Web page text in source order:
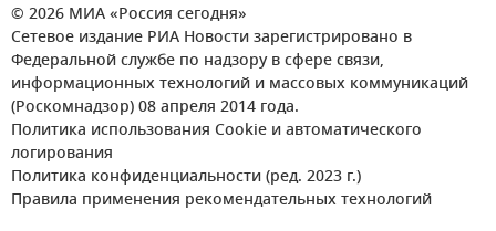
© 2026 МИА «Россия сегодня»
Сетевое издание РИА Новости зарегистрировано в
Федеральной службе по надзору в сфере связи,
информационных технологий и массовых коммуникаций
(Роскомнадзор) 08 апреля 2014 года.
Политика использования Cookie и автоматического
логирования
Политика конфиденциальности (ред. 2023 г.)
Правила применения рекомендательных технологий